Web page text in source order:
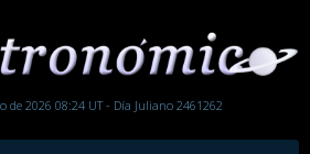
de 2026 08:24 UT - Día Juliano 2461262